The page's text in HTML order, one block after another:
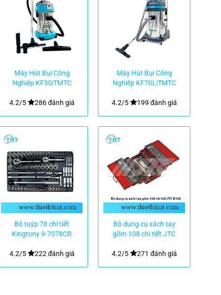
Máy Hút Bụi Công
Nghiệp KF30|TMTC
4.2/5 286 đánh giá
Máy Hút Bụi Công
Nghiệp KF70L|TMTC
4.2/5 199 đánh giá
Bộ tuýp 78 chi tiết
Kingtony 9-7078CR
4.2/5 222 đánh giá
Bộ dụng cụ xách tay
gồm 108 chi tiết JTC
4.2/5
271 đánh giá